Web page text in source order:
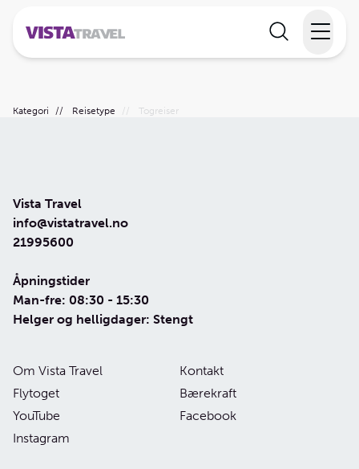
Reisekalender
Min reise
Kategori // Reisetype // Togreiser
Vista Travel
info@vistatravel.no
21995600
Åpningstider
Man-fre: 08:30 - 15:30
Helger og helligdager: Stengt
Om Vista Travel
Kontakt
Flytoget
Bærekraft
YouTube
Facebook
Instagram